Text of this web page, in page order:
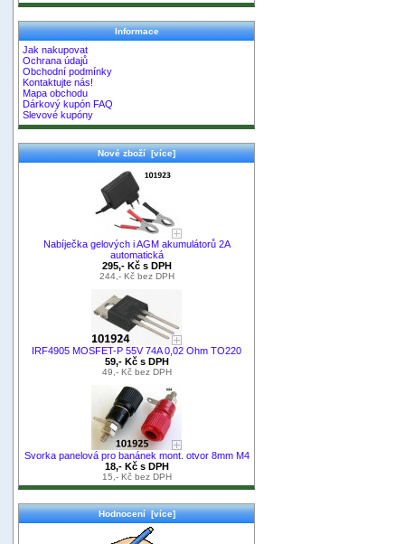
Informace
Jak nakupovat
Ochrana údajů
Obchodní podmínky
Kontaktujte nás!
Mapa obchodu
Dárkový kupón FAQ
Slevové kupóny
Nové zboží [více]
Nabíječka gelových i AGM akumulátorů 2A
automatická
295,- Kč s DPH
244,- Kč bez DPH
IRF4905 MOSFET-P 55V 74A 0,02 Ohm TO220
59,- Kč s DPH
49,- Kč bez DPH
Svorka panelová pro banánek mont. otvor 8mm M4
18,- Kč s DPH
15,- Kč bez DPH
Hodnocení [více]